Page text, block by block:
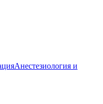
Анестезиология и